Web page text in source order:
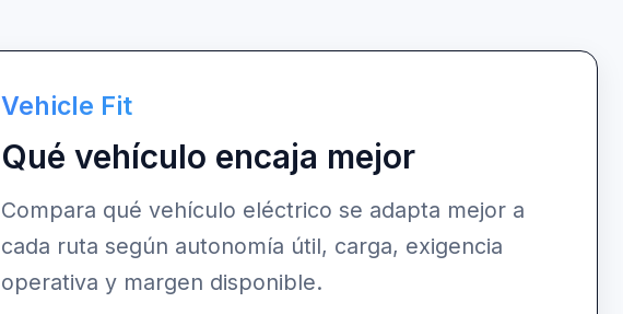
Vehicle Fit
Qué vehículo encaja mejor
Compara qué vehículo eléctrico se adapta mejor a
cada ruta según autonomía útil, carga, exigencia
operativa y margen disponible.